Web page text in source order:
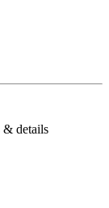
& details